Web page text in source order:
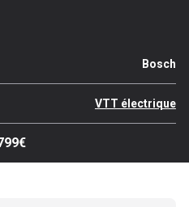
Bosch
VTT électrique